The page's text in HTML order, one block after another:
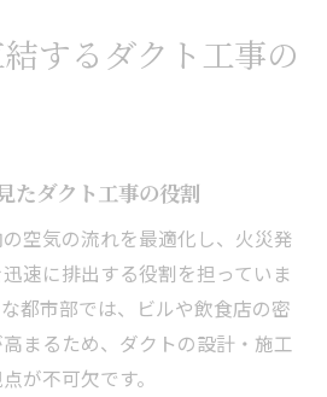
するダクト工事の
たダクト工事の役割
空気の流れを最適化し、火災発
速に排出する役割を担っていま
都市部では、ビルや飲食店の密
まるため、ダクトの設計・施工
が不可欠です。